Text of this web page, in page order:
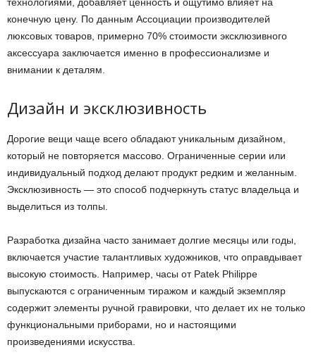
конечную цену. По данным Ассоциации производителей
люксовых товаров, примерно 70% стоимости эксклюзивного
аксессуара заключается именно в профессионализме и
внимании к деталям.
Дизайн и эксклюзивность
Дорогие вещи чаще всего обладают уникальным дизайном,
который не повторяется массово. Ограниченные серии или
индивидуальный подход делают продукт редким и желанным.
Эксклюзивность — это способ подчеркнуть статус владельца и
выделиться из толпы.
Разработка дизайна часто занимает долгие месяцы или годы,
включается участие талантливых художников, что оправдывает
высокую стоимость. Например, часы от Patek Philippe
выпускаются с ограниченным тиражом и каждый экземпляр
содержит элементы ручной гравировки, что делает их не только
функциональными приборами, но и настоящими
произведениями искусства.